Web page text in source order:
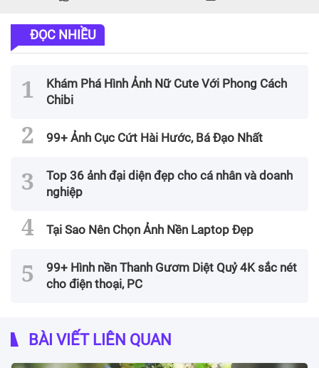
ĐỌC NHIỀU
Khám Phá Hình Ảnh Nữ Cute Với Phong Cách
Chibi
99+ Ảnh Cục Cứt Hài Hước, Bá Đạo Nhất
Top 36 ảnh đại diện đẹp cho cá nhân và doanh
nghiệp
Tại Sao Nên Chọn Ảnh Nền Laptop Đẹp
99+ Hình nền Thanh Gươm Diệt Quỷ 4K sắc nét
cho điện thoại, PC
BÀI VIẾT LIÊN QUAN